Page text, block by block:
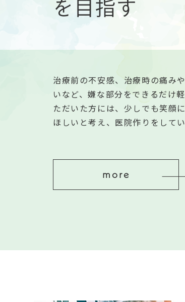
を目指す
治療前の不安感、治療時の痛み
いなど、嫌な部分をできるだけ
ただいた方には、少しでも笑顔
ほしいと考え、医院作りをしてい
more